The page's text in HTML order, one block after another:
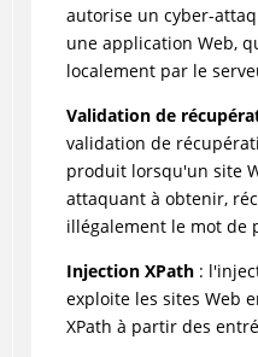
autorise un cyber-
une application Web,
localement par le
Validation de
validation de
produit lorsqu'un site
attaquant à obtenir,
illégalement le mot de
Injection XPath:
exploite les sites Web
XPath à partir des